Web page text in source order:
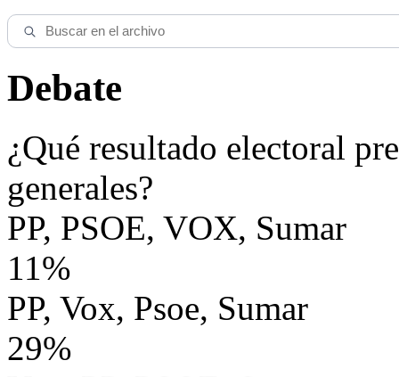
Debate
¿Qué resultado electoral
generales?
PP, PSOE, VOX, Sumar
11%
PP, Vox, Psoe, Sumar
29%